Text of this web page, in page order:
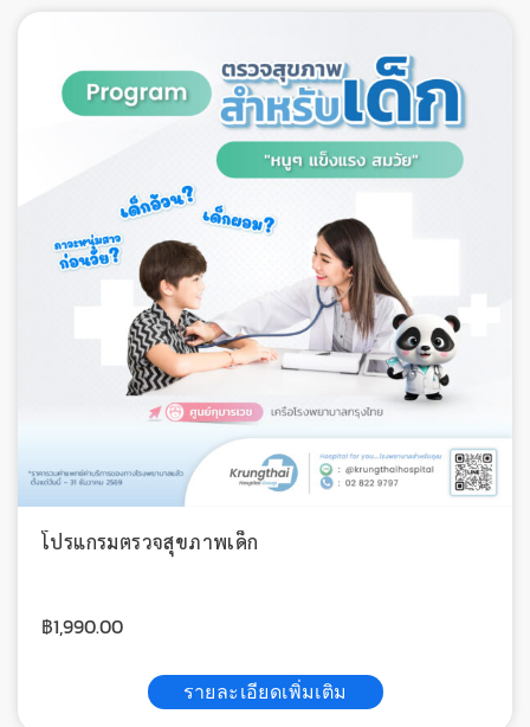
โปรแกรมตรวจสุขภาพเด็ก
฿1,990.00
รายละเอียดเพิ่มเติม